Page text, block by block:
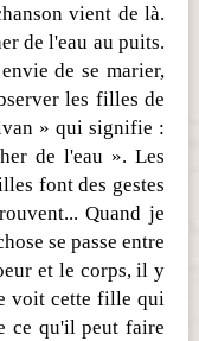
vient de là.
de l'eau au puits.
de se marier,
les filles de
» qui signifie :
de l'eau ». Les
font des gestes
Quand je
se passe entre
et le corps, il y
voit cette fille qui
ce qu'il peut faire